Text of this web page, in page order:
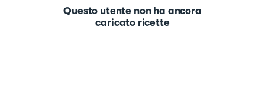
Questo utente non ha ancora
caricato ricette